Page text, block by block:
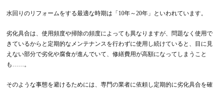
水回りのリフォームをする最適な時期は「10年～20年」といわれています。
劣化具合は、使用頻度や掃除の頻度によっても異なりますが、問題なく使用で
きているからと定期的なメンテナンスを行わずに使用し続けていると、目に見
えない部分で劣化や腐食が進んでいて、修繕費用が高額になってしまうこと
も……。
そのような事態を避けるためには、専門の業者に依頼し定期的に劣化具合を確